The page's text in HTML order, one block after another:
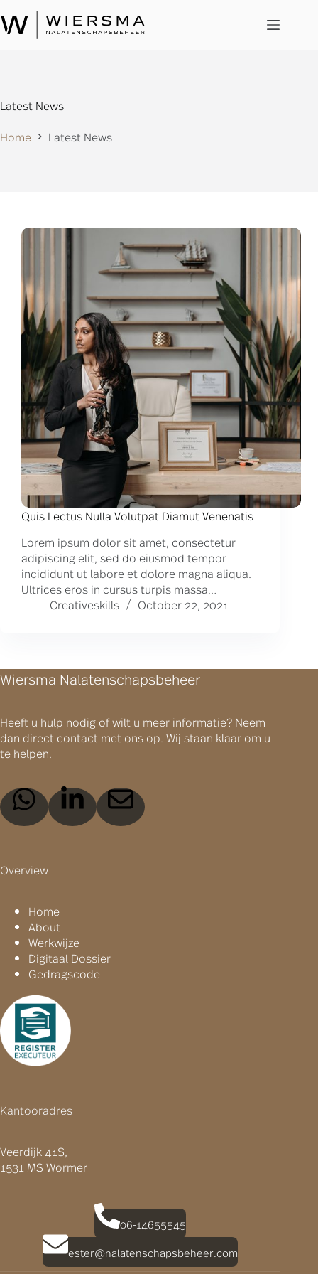
to
content
Latest News
Home Latest News
Quis Lectus Nulla Volutpat Diamut Venenatis
Lorem ipsum dolor sit amet, consectetur
adipiscing elit, sed do eiusmod tempor
incididunt ut labore et dolore magna aliqua.
Ultrices eros in cursus turpis massa…
Creativeskills
October 22, 2021
Wiersma Nalatenschapsbeheer
Heeft u hulp nodig of wilt u meer informatie? Neem
dan direct contact met ons op. Wij staan klaar om u
te helpen.
Overview
Home
About
Werkwijze
Digitaal Dossier
Gedragscode
Kantooradres
Veerdijk 41S,
1531 MS Wormer
06-14655545
ester@nalatenschapsbeheer.com